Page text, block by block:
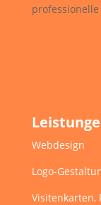
Webdesign
Logo-
Visitenkarten,